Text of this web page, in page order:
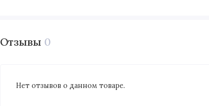
Отзывы 0
Нет отзывов о данном товаре.